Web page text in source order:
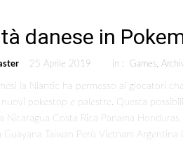
danese in
25 Aprile 2019 in : Games,
la Niantic ha permesso ai giocatori
nuovi pokestop e palestre. Questa
Nicaragua Costa Rica Panama
Guayana Taiwan Perù Vietnam